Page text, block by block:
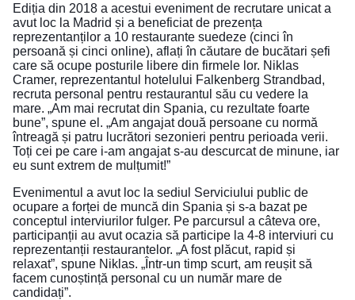
Ediția din 2018 a acestui eveniment de recrutare unicat a
avut loc la Madrid și a beneficiat de prezența
reprezentanților a 10 restaurante suedeze (cinci în
persoană și cinci online), aflați în căutare de bucătari șefi
care să ocupe posturile libere din firmele lor. Niklas
Cramer, reprezentantul hotelului Falkenberg Strandbad,
recruta personal pentru restaurantul său cu vedere la
mare. „Am mai recrutat din Spania, cu rezultate foarte
bune”, spune el. „Am angajat două persoane cu normă
întreagă și patru lucrători sezonieri pentru perioada verii.
Toți cei pe care i-am angajat s-au descurcat de minune, iar
eu sunt extrem de mulțumit!”
Evenimentul a avut loc la sediul Serviciului public de
ocupare a forței de muncă din Spania și s-a bazat pe
conceptul interviurilor fulger. Pe parcursul a câteva ore,
participanții au avut ocazia să participe la 4-8 interviuri cu
reprezentanții restaurantelor. „A fost plăcut, rapid și
relaxat”, spune Niklas. „Într-un timp scurt, am reușit să
facem cunoștință personal cu un număr mare de
candidați”.